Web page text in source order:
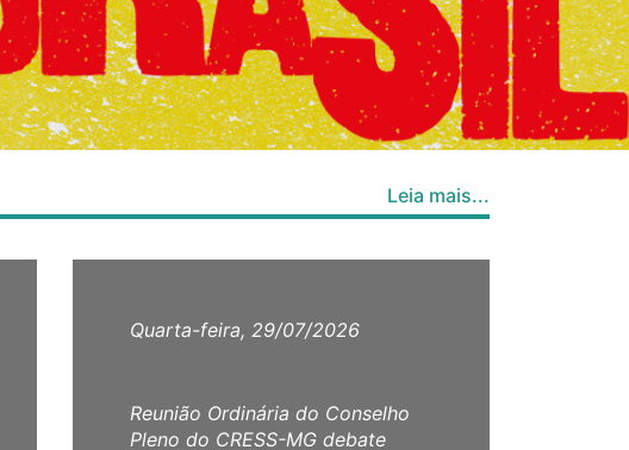
Leia mais...
Quarta-feira, 29/07/2026
Reunião Ordinária do Conselho
Pleno do CRESS-MG debate